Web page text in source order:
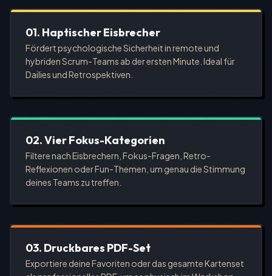
01. Haptischer Eisbrecher
Fördert psychologische Sicherheit in remote und
hybriden Scrum-Teams ab der ersten Minute. Ideal für
Dailies und Retrospektiven.
02. Vier Fokus-Kategorien
Filtere nach Eisbrechern, Fokus-Fragen, Retro-
Reflexionen oder Fun-Themen, um genau die Stimmung
deines Teams zu treffen.
03. Druckbares PDF-Set
Exportiere deine Favoriten oder das gesamte Kartenset